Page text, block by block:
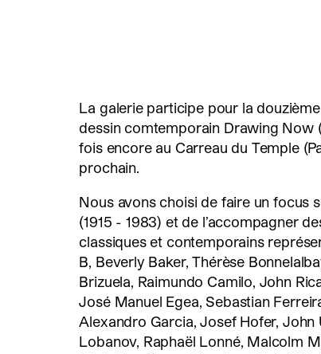
La galerie participe pour la
dessin comtemporain Drawing Now
fois encore au Carreau du Temple
prochain.
Nous avons choisi de faire un focus
(1915 - 1983) et de l’accompagner
classiques et contemporains
B, Beverly Baker, Thérèse
Brizuela, Raimundo Camilo, John
José Manuel Egea, Sebastian
Alexandro Garcia, Josef Hofer, John
Lobanov, Raphaël Lonné, Malcolm